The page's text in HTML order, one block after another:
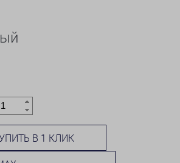
В 1 КЛИК